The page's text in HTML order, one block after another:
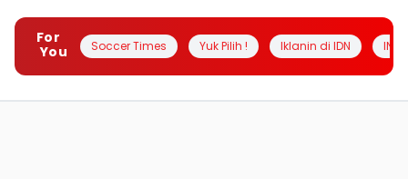
For
You
Soccer Times Yuk Pilih ! Iklanin di IDN